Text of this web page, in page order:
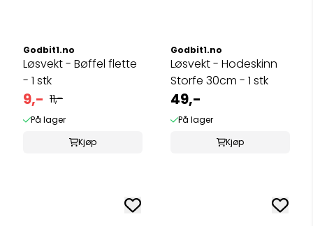
Godbit1.no
Løsvekt - Bøffel flette
- 1 stk
9,- 11,-
På lager
Kjøp
Godbit1.no
Løsvekt - Hodeskinn
Storfe 30cm - 1 stk
49,-
På lager
Kjøp